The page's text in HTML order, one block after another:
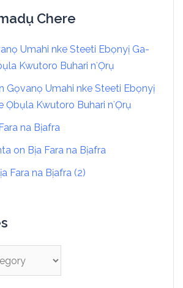
Chere
Umahi nke Steeti Ebọnyị Ga-
Kwutoro Buhari nʻỌrụ
Gọvanọ Umahi nke Steeti Ebọnyị
Ọbụla Kwutoro Buhari nʻỌrụ
na Bịafra
on Bịa Fara na Bịafra
Fara na Bịafra (2)